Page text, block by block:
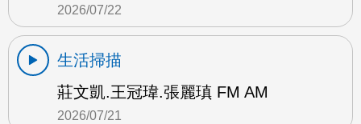
2026/07/22
生活掃描
莊文凱.王冠瑋.張麗瑱 FM AM
2026/07/21